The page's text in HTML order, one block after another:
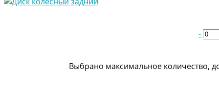
-
Выбрано максимальное количество,